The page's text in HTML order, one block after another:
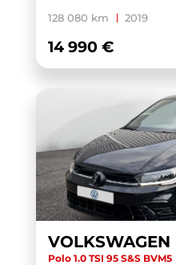
128 080 km 2019
14 990 €
VOLKSWAGEN
Polo 1.0 TSI 95 S&S BVM5